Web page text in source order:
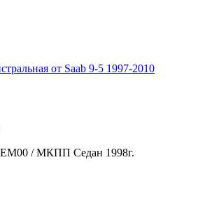
от Saab 9-5 1997-2010
/ МКПП Седан 1998г.